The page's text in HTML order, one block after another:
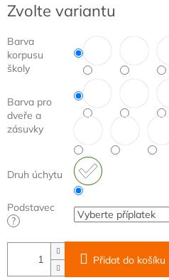
cena:
Zvolte variantu
Barva
korpusu
školy
Barva pro
dveře a
zásuvky
Druh úchytu
Podstavec
?
Přidat do košíku